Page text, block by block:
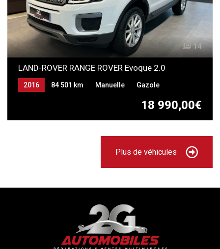
14
LAND-ROVER RANGE ROVER Evoque 2.0
18 990,00€
2016 84 501 km Manuelle Gazole
Plus de véhicules